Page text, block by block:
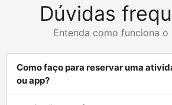
Dúvidas
Entenda como funciona o
Como faço para reservar uma
ou app?